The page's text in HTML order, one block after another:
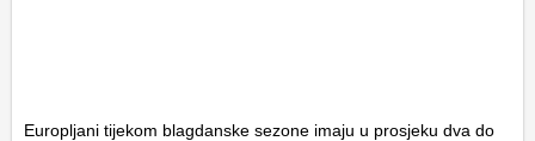
Europljani tijekom blagdanske sezone imaju u prosjeku dva do